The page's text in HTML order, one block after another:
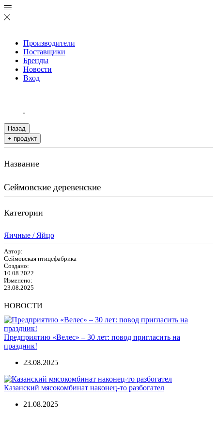
Производители
Поставщики
Бренды
Новости
Вход
Назад
+ продукт
Название
Сеймовские деревенские
Категории
Яичные / Яйцо
Автор:
Сеймовская птицефабрика
Создано:
10.08.2022
Изменено:
23.08.2025
НОВОСТИ
Предприятию «Велес» – 30 лет: повод пригласить на
праздник!
23.08.2025
Казанский мясокомбинат наконец-то разбогател
21.08.2025